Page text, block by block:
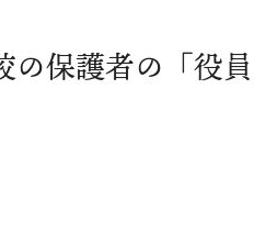
の保護者の「役